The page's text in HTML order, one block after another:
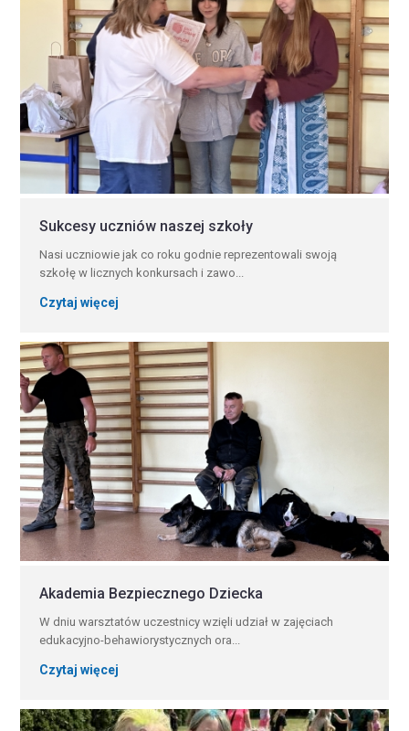
Sukcesy uczniów naszej szkoły
Nasi uczniowie jak co roku godnie reprezentowali swoją
szkołę w licznych konkursach i zawo...
Czytaj więcej
Akademia Bezpiecznego Dziecka
W dniu warsztatów uczestnicy wzięli udział w zajęciach
edukacyjno-behawiorystycznych ora...
Czytaj więcej